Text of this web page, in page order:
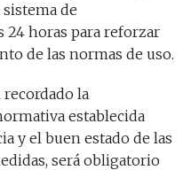
de
24 horas para reforzar
de las normas de uso.
la
establecida
y el buen estado de las
será obligatorio